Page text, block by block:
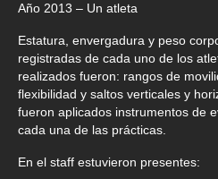
Año 2013 – Un atleta
Estatura, envergadura y peso
registradas de cada uno de los
realizados fueron: rangos de
flexibilidad y saltos verticales y
fueron aplicados instrumentos de
cada una de las prácticas.
En el staff estuvieron presentes: